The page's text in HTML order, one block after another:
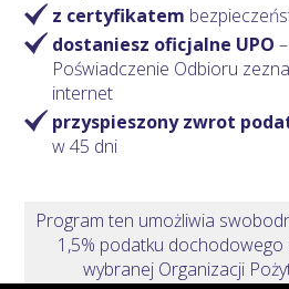
z certyfikatem
dostaniesz oficjalne UPO
Poświadczenie Odbioru
internet
przyspieszony zwrot
w 45 dni
Program ten umożliwia
1,5% podatku
wybranej Organizacji